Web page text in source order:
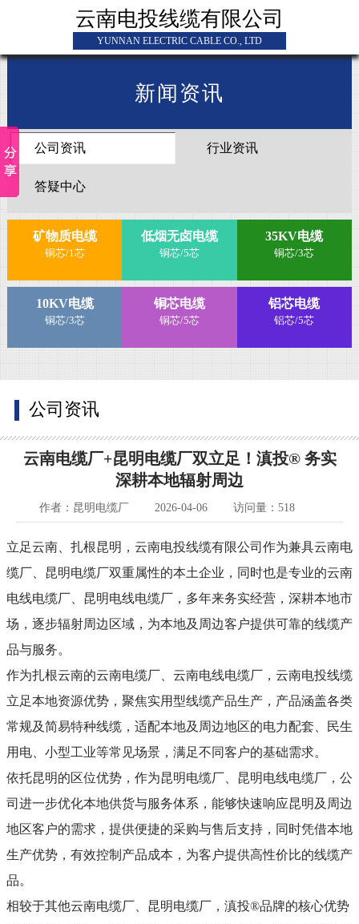
云南电投线缆有限公司
YUNNAN ELECTRIC CABLE CO., LTD
新闻资讯
公司资讯 行业资讯
答疑中心
矿物质电缆
铜芯/1芯
低烟无卤电缆
铜芯/5芯
35KV电缆
铜芯/3芯
10KV电缆
铜芯/3芯
铜芯电缆
铜芯/5芯
铝芯电缆
铝芯/5芯
公司资讯
云南电缆厂+昆明电缆厂双立足！滇投® 务实
深耕本地辐射周边
作者：昆明电缆厂 2026-04-06 访问量：518
立足云南、扎根昆明，云南电投线缆有限公司作为兼具云南电
缆厂、昆明电缆厂双重属性的本土企业，同时也是专业的云南
电线电缆厂、昆明电线电缆厂，多年来务实经营，深耕本地市
场，逐步辐射周边区域，为本地及周边客户提供可靠的线缆产
品与服务。
作为扎根云南的云南电缆厂、云南电线电缆厂，云南电投线缆
立足本地资源优势，聚焦实用型线缆产品生产，产品涵盖各类
常规及简易特种线缆，适配本地及周边地区的电力配套、民生
用电、小型工业等常见场景，满足不同客户的基础需求。
依托昆明的区位优势，作为昆明电缆厂、昆明电线电缆厂，公
司进一步优化本地供货与服务体系，能够快速响应昆明及周边
地区客户的需求，提供便捷的采购与售后支持，同时凭借本地
生产优势，有效控制产品成本，为客户提供高性价比的线缆产
品。
相较于其他云南电缆厂、昆明电缆厂，滇投®品牌的核心优势